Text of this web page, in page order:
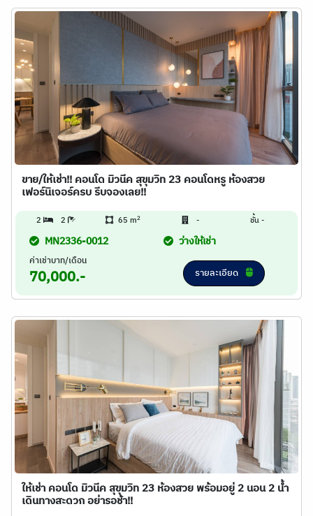
ขาย/ให้เช่า!! คอนโด มิวนีค สุขุมวิท 23 คอนโดหรู ห้องสวย
เฟอร์นิเจอร์ครบ รีบจองเลย!!
2 2 65 m2 - ชั้น -
MN2336-0012 ว่างให้เช่า
ค่าเช่าบาท/เดือน
70,000.- รายละเอียด
ให้เช่า คอนโด มิวนีค สุขุมวิท 23 ห้องสวย พร้อมอยู่ 2 นอน 2 น้ำ
เดินทางสะดวก อย่ารอช้า!!